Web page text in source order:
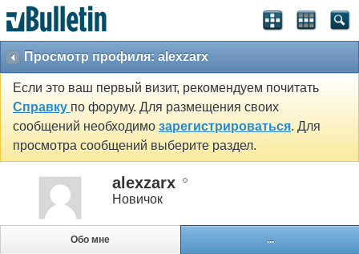
Просмотр профиля: alexzarx
Если это ваш первый визит, рекомендуем почитать
Справку по форуму. Для размещения своих
сообщений необходимо зарегистрироваться. Для
просмотра сообщений выберите раздел.
alexzarx
Новичок
Обо мне ...